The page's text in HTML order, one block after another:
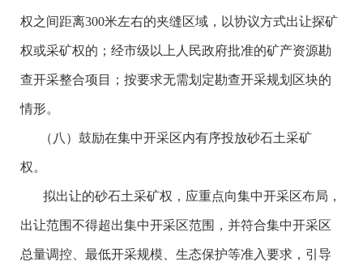
权之间距离300米左右的夹缝区域，以协议方式出让探矿
权或采矿权的；经市级以上人民政府批准的矿产资源勘
查开采整合项目；按要求无需划定勘查开采规划区块的
情形。
（八）鼓励在集中开采区内有序投放砂石土采矿
权。
拟出让的砂石土采矿权，应重点向集中开采区布局，
出让范围不得超出集中开采区范围，并符合集中开采区
总量调控、最低开采规模、生态保护等准入要求，引导